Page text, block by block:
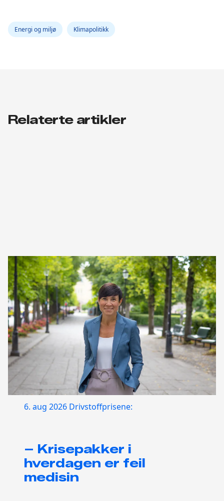
Energi og miljø Klimapolitikk
Relaterte artikler
6. aug 2026 Drivstoffprisene:
– Krisepakker i
hverdagen er feil
medisin